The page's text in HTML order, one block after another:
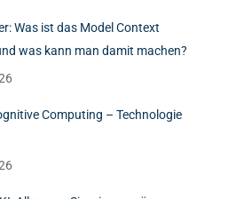
Was ist das Model Context
was kann man damit machen?
Computing – Technologie